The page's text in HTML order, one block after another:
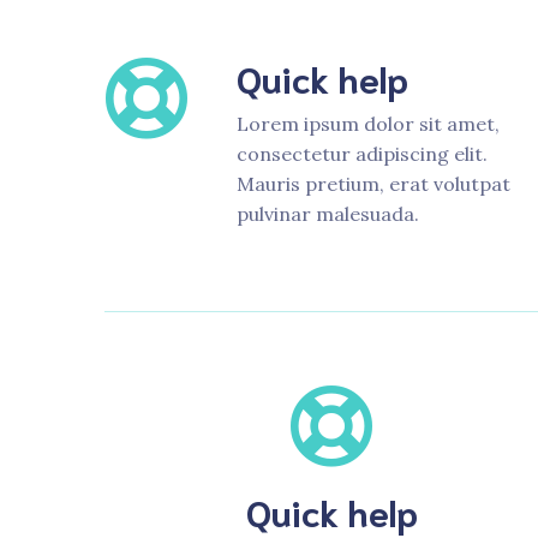
Quick help
Lorem ipsum dolor sit amet,
consectetur adipiscing elit.
Mauris pretium, erat volutpat
pulvinar malesuada.
Quick help